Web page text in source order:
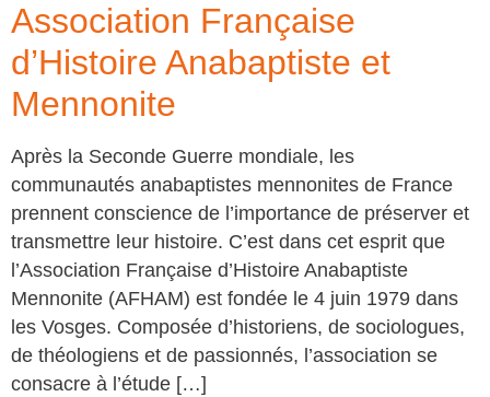
Association Française
d’Histoire Anabaptiste et
Mennonite
Après la Seconde Guerre mondiale, les
communautés anabaptistes mennonites de France
prennent conscience de l’importance de préserver et
transmettre leur histoire. C’est dans cet esprit que
l’Association Française d’Histoire Anabaptiste
Mennonite (AFHAM) est fondée le 4 juin 1979 dans
les Vosges. Composée d’historiens, de sociologues,
de théologiens et de passionnés, l’association se
consacre à l’étude […]